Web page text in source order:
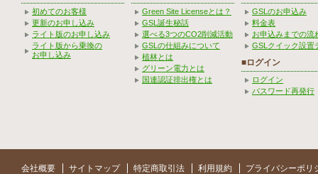
初めてのお客様
更新のお申し込み
ライト版のお申し込み
ライト版から乗換の
お申し込み
Green Site Licenseとは？
GSL誕生秘話
選べる3つのCO2削減活動
GSLの仕組みについて
植林とは
グリーン電力とは
国連認証排出権とは
GSLのお申込み
料金表
お申込みまでの流
GSLクイック設置
■ログイン
ログイン
パスワード再発行
会社概要 サイトマップ 特定商取引法 利用規約 プライバシーポリ